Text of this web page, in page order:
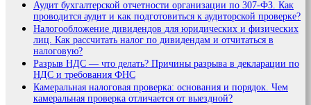
Аудит бухгалтерской отчетности организации по 307-ФЗ. Как
проводится аудит и как подготовиться к аудиторской проверке?
Налогообложение дивидендов для юридических и физических
лиц. Как рассчитать налог по дивидендам и отчитаться в
налоговую?
Разрыв НДС — что делать? Причины разрыва в декларации по
НДС и требования ФНС
Камеральная налоговая проверка: основания и порядок. Чем
камеральная проверка отличается от выездной?